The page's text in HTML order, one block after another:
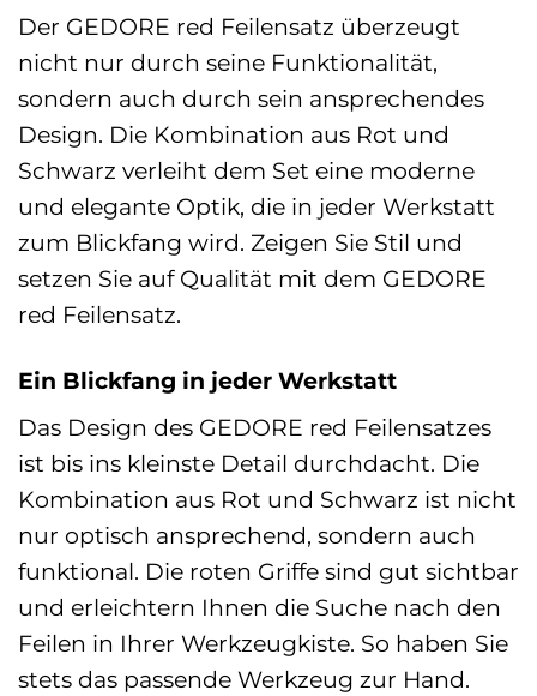
Der GEDORE red Feilensatz überzeugt
nicht nur durch seine Funktionalität,
sondern auch durch sein ansprechendes
Design. Die Kombination aus Rot und
Schwarz verleiht dem Set eine moderne
und elegante Optik, die in jeder Werkstatt
zum Blickfang wird. Zeigen Sie Stil und
setzen Sie auf Qualität mit dem GEDORE
red Feilensatz.
Ein Blickfang in jeder Werkstatt
Das Design des GEDORE red Feilensatzes
ist bis ins kleinste Detail durchdacht. Die
Kombination aus Rot und Schwarz ist nicht
nur optisch ansprechend, sondern auch
funktional. Die roten Griffe sind gut sichtbar
und erleichtern Ihnen die Suche nach den
Feilen in Ihrer Werkzeugkiste. So haben Sie
stets das passende Werkzeug zur Hand.